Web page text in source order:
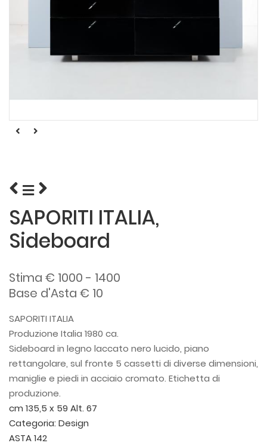
SAPORITI ITALIA,
Sideboard
Stima € 1000 - 1400
Base d'Asta € 10
SAPORITI ITALIA
Produzione Italia 1980 ca.
Sideboard in legno laccato nero lucido, piano
rettangolare, sul fronte 5 cassetti di diverse dimensioni,
maniglie e piedi in acciaio cromato. Etichetta di
produzione.
cm 135,5 x 59 Alt. 67
Categoria: Design
ASTA 142